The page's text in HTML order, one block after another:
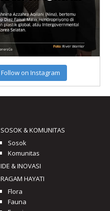
Follow on Instagram
SOSOK & KOMUNITAS
Sosok
Komunitas
IDE & INOVASI
RAGAM HAYATI
Flora
Fauna